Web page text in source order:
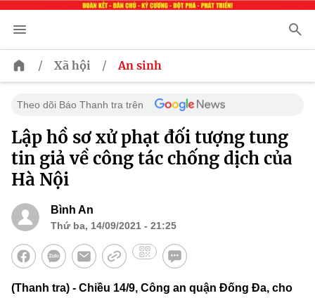
/ Xã hội / An sinh
Theo dõi Báo Thanh tra trên
Lập hồ sơ xử phạt đối tượng tung
tin giả về công tác chống dịch của
Hà Nội
Bình An
Thứ ba, 14/09/2021 - 21:25
(Thanh tra) - Chiều 14/9, Công an quận Đống Đa, cho